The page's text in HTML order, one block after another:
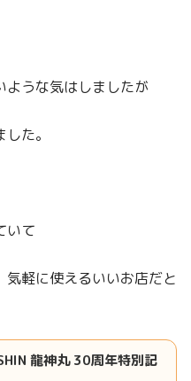
ような気はしましたが
た。
いて
軽に使えるいいお店だと
龍神丸 30周年特別記